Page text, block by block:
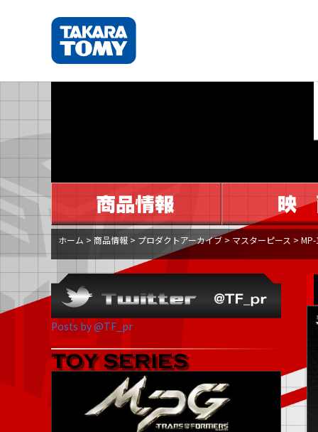
ホーム > 商品情報 > プロダクトアーカイブ > マスターピース >
Posts by @TF_pr